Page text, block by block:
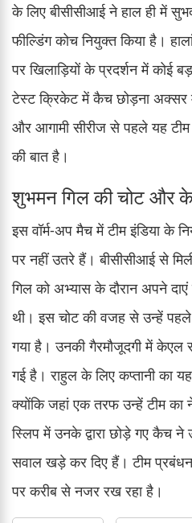
के लिए बीसीसीआई ने हाल ही में
फील्डिंग कोच नियुक्त किया है।
पर खिलाड़ियों के प्रदर्शन में कोई
टेस्ट क्रिकेट में कैच छोड़ना अक्सर
और आगामी सीरीज से पहले यह
की बात है।
शुभमन गिल की चोट और
इस वॉर्म-अप मैच में टीम इंडिया के
पर नहीं उतरे हैं। बीसीसीआई से
गिल को अभ्यास के दौरान अपने
थी। इस चोट की वजह से उन्हें
गया है। उनकी गैरमौजूदगी में केएल
गई है। राहुल के लिए कप्तानी का
क्योंकि जहां एक तरफ उन्हें टीम का
स्लिप में उनके द्वारा छोड़े गए कैच ने
सवाल खड़े कर दिए हैं। टीम
पर करीब से नजर रख रहा है।